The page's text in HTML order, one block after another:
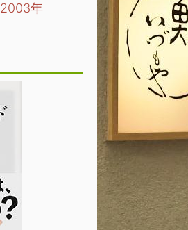
2003年